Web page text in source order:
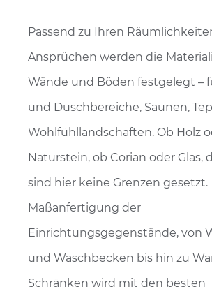
Passend zu Ihren
Ansprüchen werden die
Wände und Böden festgelegt –
und Duschbereiche, Saunen,
Wohlfühllandschaften. Ob Holz
Naturstein, ob Corian oder Glas,
sind hier keine Grenzen gesetzt.
Maßanfertigung der
Einrichtungsgegenstände, von
und Waschbecken bis hin zu
Schränken wird mit den besten